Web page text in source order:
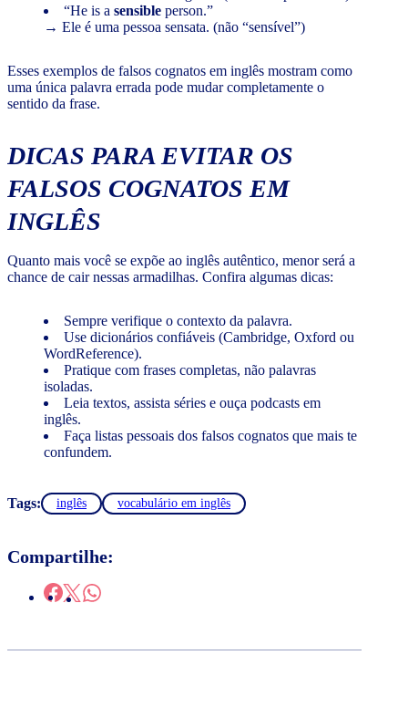
“He is a sensible person.”
→ Ele é uma pessoa sensata. (não “sensível”)
Esses exemplos de falsos cognatos em inglês mostram como
uma única palavra errada pode mudar completamente o
sentido da frase.
DICAS PARA EVITAR OS
FALSOS COGNATOS EM
INGLÊS
Quanto mais você se expõe ao inglês autêntico, menor será a
chance de cair nessas armadilhas. Confira algumas dicas:
Sempre verifique o contexto da palavra.
Use dicionários confiáveis (Cambridge, Oxford ou
WordReference).
Pratique com frases completas, não palavras
isoladas.
Leia textos, assista séries e ouça podcasts em
inglês.
Faça listas pessoais dos falsos cognatos que mais te
confundem.
Tags: inglês vocabulário em inglês
Compartilhe: